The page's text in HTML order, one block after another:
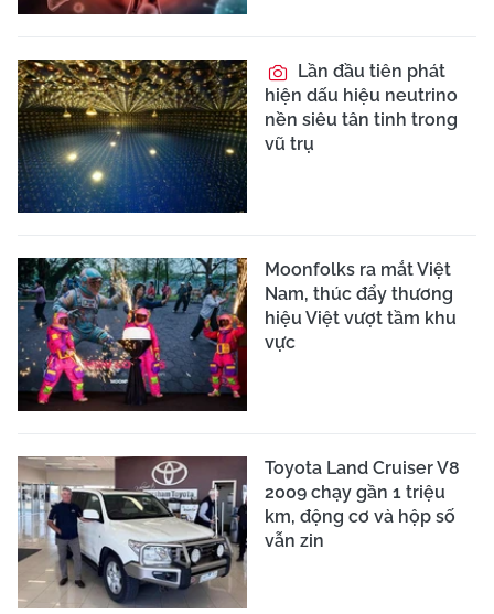
Lần đầu tiên phát
hiện dấu hiệu neutrino
nền siêu tân tinh trong
vũ trụ
Moonfolks ra mắt Việt
Nam, thúc đẩy thương
hiệu Việt vượt tầm khu
vực
Toyota Land Cruiser V8
2009 chạy gần 1 triệu
km, động cơ và hộp số
vẫn zin